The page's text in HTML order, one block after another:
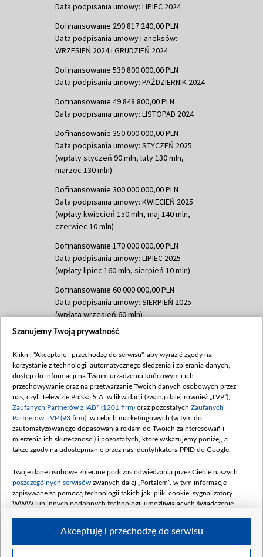
Data podpisania umowy: LIPIEC 2024
Dofinansowanie 290 817 240,00 PLN
Data podpisania umowy i aneksów:
WRZESIEŃ 2024 i GRUDZIEŃ 2024
Dofinansowanie 539 800 000,00 PLN
Data podpisania umowy: PAŹDZIERNIK 2024
Dofinansowanie 49 848 800,00 PLN
Data podpisania umowy: LISTOPAD 2024
Dofinansowanie 350 000 000,00 PLN
Data podpisania umowy: STYCZEŃ 2025
(wpłaty styczeń 90 mln, luty 130 mln,
marzec 130 mln)
Dofinansowanie 300 000 000,00 PLN
Data podpisania umowy: KWIECIEŃ 2025
(wpłaty kwiecień 150 mln, maj 140 mln,
czerwiec 10 mln)
Dofinansowanie 170 000 000,00 PLN
Data podpisania umowy: LIPIEC 2025
(wpłaty lipiec 160 mln, sierpień 10 mln)
Dofinansowanie 60 000 000,00 PLN
Data podpisania umowy: SIERPIEŃ 2025
(wpłata wrzesień 60 mln)
Dofinansowanie 635 783 051,21 PLN
(wpłata wrzesień 100 mln, październik 350
mln, listopad 265 mln)
Dofinansowanie 48 862 000,00 PLN
Data podpisania umowy: GRUDZIEŃ 2025
(wpłata grudzień 60,548 mln)
Dofinansowanie 900 000 000,00 PLN
Data podpisania umowy: LUTY 2026 (wpłata
kwiecień 180 mln, 7 maja 180 mln, 8
czerwca 90 mln)
Dofinansowanie 250 000 000,00 PLN
4 sierpnia 250 mln
Szanujemy Twoją prywatność
Kliknij "Akceptuję i przechodzę do serwisu", aby wyrazić zgody na
korzystanie z technologii automatycznego śledzenia i zbierania danych,
dostęp do informacji na Twoim urządzeniu końcowym i ich
przechowywanie oraz na przetwarzanie Twoich danych osobowych przez
nas, czyli Telewizję Polską S.A. w likwidacji (zwaną dalej również „TVP”),
Zaufanych Partnerów z IAB* (1201 firm) oraz pozostałych Zaufanych
Partnerów TVP (93 firm) , w celach marketingowych (w tym do
zautomatyzowanego dopasowania reklam do Twoich zainteresowań i
mierzenia ich skuteczności) i pozostałych, które wskazujemy poniżej, a
także zgody na udostępnianie przez nas identyfikatora PPID do Google.
Twoje dane osobowe zbierane podczas odwiedzania przez Ciebie naszych
poszczególnych serwisów zwanych dalej „Portalem”, w tym informacje
zapisywane za pomocą technologii takich jak: pliki cookie, sygnalizatory
WWW lub innych podobnych technologii umożliwiających świadczenie
Akceptuję i przechodzę do serwisu